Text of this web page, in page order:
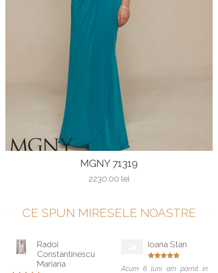
MGNY 71319
2230.00 lei
CE SPUN MIRESELE NOASTRE
Radoi
Constantinescu
Mariana
Ioana Stan
Acum 6 luni am pornit in